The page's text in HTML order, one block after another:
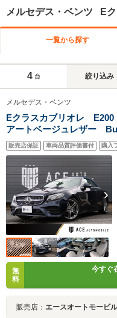
メルセデス・ベンツ E
一覧から探す
4 台 絞り込み
メルセデス・ベンツ
Eクラスカブリオレ
アートベージュレザー
PKG HUD エアスカー
ト シートヒーター 青幌
囲カメラ
販売店保証 車両品質評価書付 購入
無
料
今すぐ
販売店： エースオートモービル